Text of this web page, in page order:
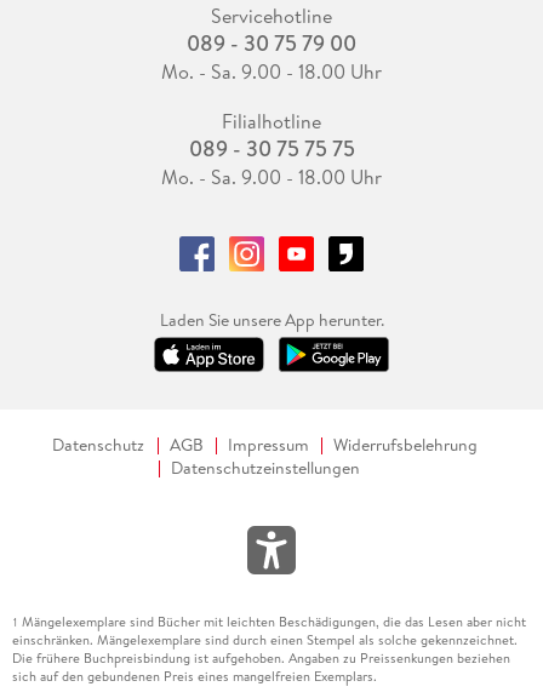
Servicehotline
089 - 30 75 79 00
Mo. - Sa. 9.00 - 18.00 Uhr
Filialhotline
089 - 30 75 75 75
Mo. - Sa. 9.00 - 18.00 Uhr
Laden Sie unsere App herunter.
Datenschutz AGB Impressum
Widerrufsbelehrung
Datenschutzeinstellungen
1 Mängelexemplare sind Bücher mit leichten Beschädigungen, die das Lesen aber nicht
einschränken. Mängelexemplare sind durch einen Stempel als solche gekennzeichnet.
Die frühere Buchpreisbindung ist aufgehoben. Angaben zu Preissenkungen beziehen
sich auf den gebundenen Preis eines mangelfreien Exemplars.